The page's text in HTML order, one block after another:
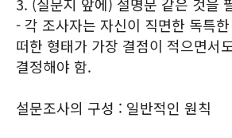
- 각 조사자는 자신이 직면한 독특
떠한 형태가 가장 결점이 적으면서
결정해야 함.
설문조사의 구성 : 일반적인 원칙